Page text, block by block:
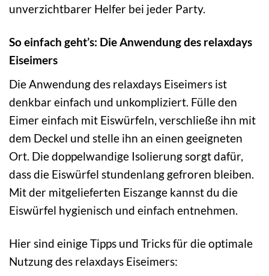
unverzichtbarer Helfer bei jeder Party.
So einfach geht’s: Die Anwendung des relaxdays
Eiseimers
Die Anwendung des relaxdays Eiseimers ist
denkbar einfach und unkompliziert. Fülle den
Eimer einfach mit Eiswürfeln, verschließe ihn mit
dem Deckel und stelle ihn an einen geeigneten
Ort. Die doppelwandige Isolierung sorgt dafür,
dass die Eiswürfel stundenlang gefroren bleiben.
Mit der mitgelieferten Eiszange kannst du die
Eiswürfel hygienisch und einfach entnehmen.
Hier sind einige Tipps und Tricks für die optimale
Nutzung des relaxdays Eiseimers: